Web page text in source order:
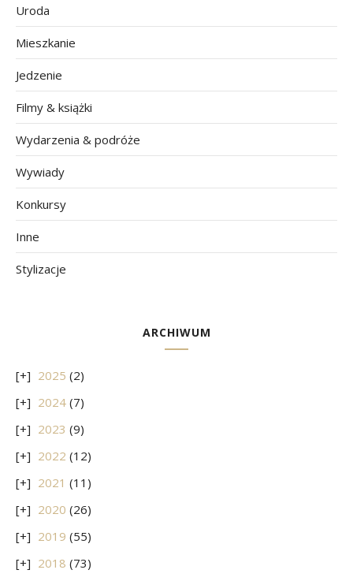
Uroda
Mieszkanie
Jedzenie
Filmy & książki
Wydarzenia & podróże
Wywiady
Konkursy
Inne
Stylizacje
ARCHIWUM
2025 (2)
2024 (7)
2023 (9)
2022 (12)
2021 (11)
2020 (26)
2019 (55)
2018 (73)